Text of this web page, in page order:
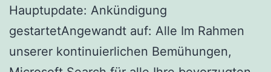
Hauptupdate: Ankündigung
gestartetAngewandt auf: Alle Im Rahmen
unserer kontinuierlichen Bemühungen,